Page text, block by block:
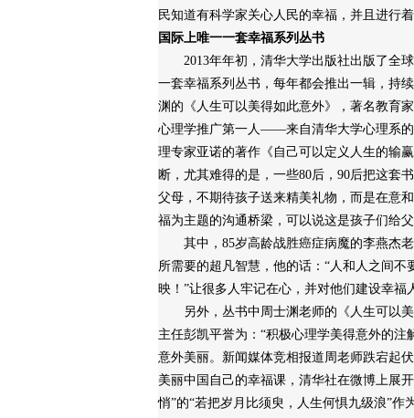
民知道有科学家关心人民的幸福，并且进行
国际上唯一一套幸福系列丛书
2013年年初，清华大学出版社出版了全球
一套幸福系列丛书，每年都会推出一辑，持
渊的《人生可以美得如此意外》，著名教育
心理学推广第一人——来自清华大学心理系
理专家亚诺的著作《自己可以定义人生的输
断，尤其难得的是，一些80后，90后把这套
父母，不期待孩子送来精美礼物，而是在意
福为主题的沟通桥梁，可以说这是孩子们给
其中，85岁高龄战胜癌症病魔的李燕杰老
所需要的超凡智慧，他的话：“人和人之间
映！”让很多人牢记在心，并对他们建设幸福
另外，丛书中周士渊老师的《人生可以美
主任彭凯平誉为：“积极心理学美得意外的
意外美丽。新闻媒体竞相报道周老师跌宕起
美丽中国自己的幸福课，清华社在微博上展
悄”的“若把岁月比须臾，人生何惧九级浪”